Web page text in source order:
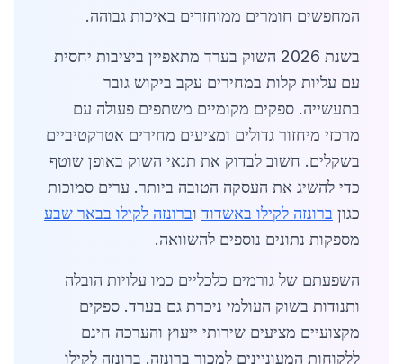
המחפשים חומרים ממוחזרים באיכות גבוהה.
בשנת 2026 השוק בערד מתאפיין ביציבות יחסית
עם עליות קלות במחירים עקב ביקוש גובר
בתעשייה. ספקים מקומיים משתפים פעולה עם
מרכזי מיחזור גדולים ומציעים מחירים אטרקטיביים
בשקלים. חשוב לבדוק את תנאי השוק באופן שוטף
כדי להשיג את העסקה הטובה ביותר. ערים סמוכות
כגון ברונזה לקילו באשדוד וברונזה לקילו בבאר שבע
מספקות נתונים נוספים להשוואה.
השפעתם של גורמים כלכליים כמו עלויות הובלה
ותנודות בשוק העולמי ניכרת גם בערד. ספקים
מקצועיים מציעים שירותי ייעוץ והערכה חינם
ללקוחות המעוניינים למכור ברונזה. ברונזה לקילו